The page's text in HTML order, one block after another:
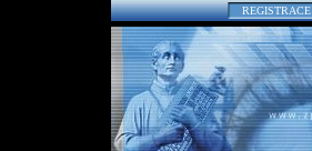
REGISTRACE